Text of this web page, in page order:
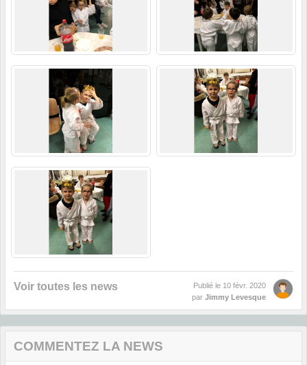
Voir toutes les news Publié le 10 févr. 2020
par Jimmy Levesque
COMMENTEZ LA NEWS